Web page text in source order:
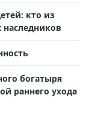
кто из
богатыря
раннего ухода